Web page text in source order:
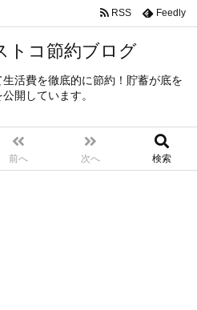
トコ節約ブログ
活費を徹底的に節約！貯蓄が底を
開しています。
前へ 次へ 検索
RSS Feedly